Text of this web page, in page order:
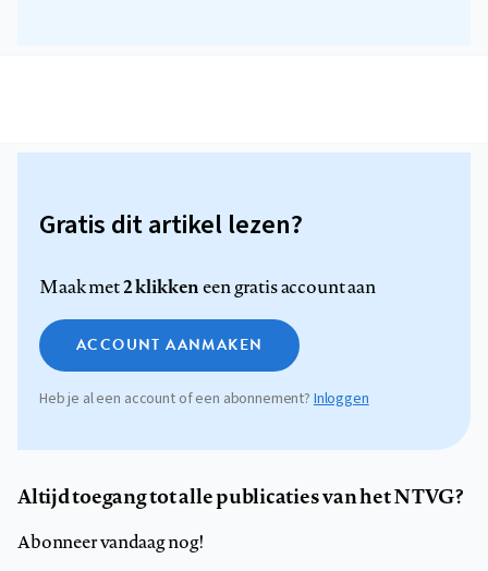
Gratis dit artikel lezen?
Maak met2 klikkeneen gratis account aan
ACCOUNT AANMAKEN
Heb je al een account of een abonnement? Inloggen
Altijd toegang tot alle publicaties van het NTVG?
Abonneer vandaag nog!